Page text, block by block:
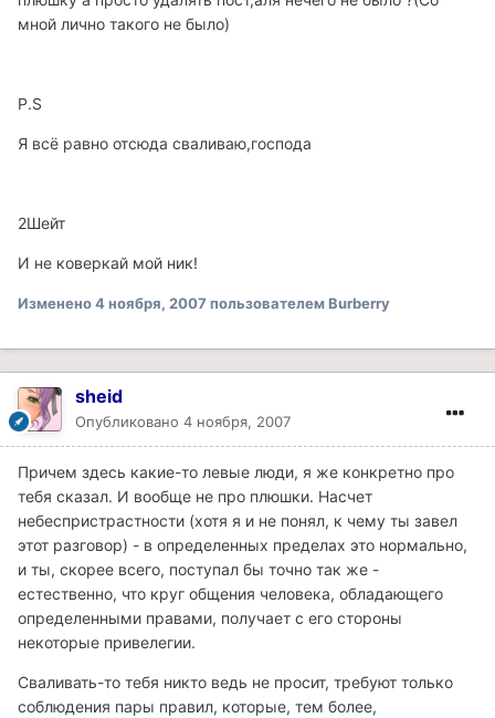
мной лично такого не было)
P.S
Я всё равно отсюда сваливаю,господа
2Шейт
И не коверкай мой ник!
Изменено4 ноября, 2007 пользователем Burberry
sheid
Опубликовано 4 ноября, 2007
Причем здесь какие-то левые люди, я же конкретно про
тебя сказал. И вообще не про плюшки. Насчет
небеспристрастности (хотя я и не понял, к чему ты завел
этот разговор) - в определенных пределах это нормально,
и ты, скорее всего, поступал бы точно так же -
естественно, что круг общения человека, обладающего
определенными правами, получает с его стороны
некоторые привелегии.
Сваливать-то тебя никто ведь не просит, требуют только
соблюдения пары правил, которые, тем более,